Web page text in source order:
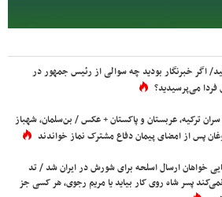
اگر خبرنگار بودید چه سوالی از رئیس جمهور در
می‌پرسیدید؟
ترکیه، عربستان و پاکستان + عکس / بن‌سلمان، شهباز
پس از امضای پیمان دفاع مشترک نماز خواندند
خواهان ارسال اسلحه برای شورش در ایران شد / تد
پسر شاه روی کار بیاید یا مریم رجوی، هر کسی جز